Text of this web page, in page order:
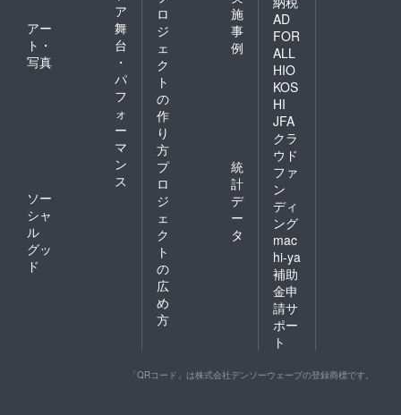
ア
アー
ト・
写真
舞
台
・
パ
フ
ォ
ー
マ
ン
ス
ソー
シャ
ル
グッ
ド
ロ
ジ
ェ
ク
ト
の
作
り
方
施
事
例
プ
ロ
ジ
ェ
ク
ト
の
広
め
方
統
計
デ
ー
タ
AD
FOR
ALL
HIO
KOS
HI
JFA
クラ
ウド
ファ
ン
ディ
ング
mac
hi-ya
補助
金申
請サ
ポー
ト
「QRコード」は株式会社デンソーウェーブの登録商標です。